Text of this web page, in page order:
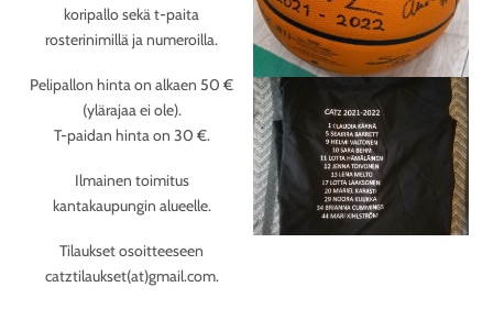
koripallo sekä t-paita
rosterinimillä ja numeroilla.
Pelipallon hinta on alkaen 50 €
(ylärajaa ei ole).
T-paidan hinta on 30 €.
Ilmainen toimitus
kantakaupungin alueelle.
Tilaukset osoitteeseen
catztilaukset(at)gmail.com.